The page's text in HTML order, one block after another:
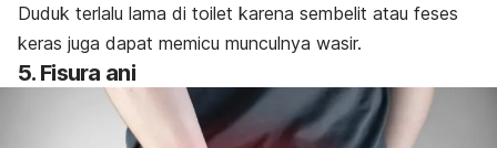
Duduk terlalu lama di toilet karena sembelit atau feses
keras juga dapat memicu munculnya wasir.
5. Fisura ani